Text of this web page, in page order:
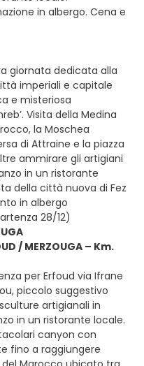
in albergo. Cena e
giornata dedicata alla
imperiali e capitale
e misteriosa
Visita della Medina
la Moschea
di Attraine e la piazza
ammirare gli artigiani
in un ristorante
della città nuova di Fez
in albergo
28/12)
/ MERZOUGA – Km.
per Erfoud via Ifrane
piccolo suggestivo
artigianali in
in un ristorante locale.
canyon con
fino a raggiungere